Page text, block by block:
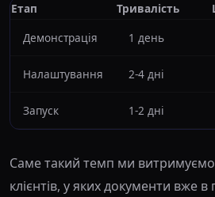
Етап Тривалість
Демонстрація
1 день
Налаштування 2-4 дні
Запуск 1-2 дні
Саме такий темп ми витримуємо
клієнтів, у яких документи вже